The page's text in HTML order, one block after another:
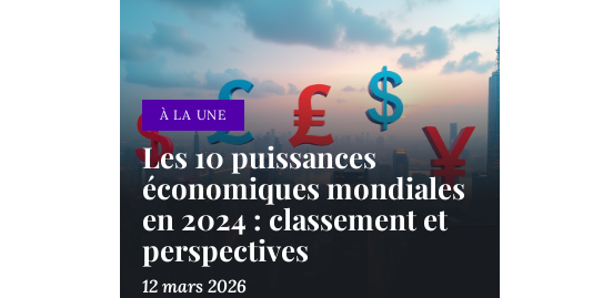
À LA UNE
Les 10 puissances
économiques mondiales
en 2024 : classement et
perspectives
12 mars 2026